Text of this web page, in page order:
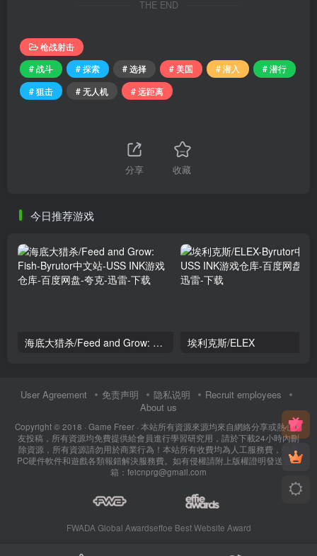
THE END
枪战射击
# 战斗
# 探索 # 选择 # 美国 # 潜入
# 潜行
# 狙击
# 无人机 # 远距离
分享 收藏
今日推荐游戏
海底大猎杀/Feed and Grow: Fish 埃利克斯/ELEX
User Agreement 免责声明 隐私说明
Recruit employees
About us
Copyright © 2018 · Game Freer · 本站所有資源來源均來自網絡分享或熱心網
友投稿，所有資源均免費提供給會員進行學習研究用，請於下載24小時內刪
除資源，所有資源請勿用於商業行為！本站所有收費均為人工服務費，包含
PC硬件軟件和遊戲各類報錯解決服務費。如有侵權請附上版權證明發送至郵
箱：feicnprg@gmail.com
FWADA Global Awardseffoe Best Website Award